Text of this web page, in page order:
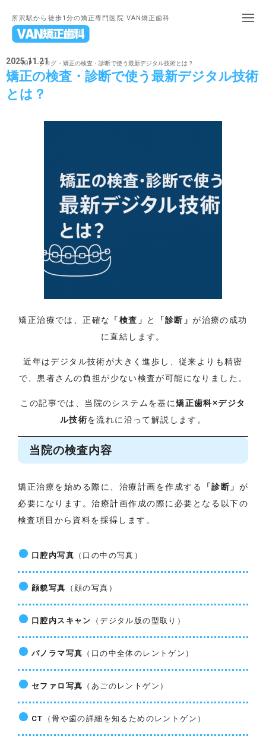
所沢駅から徒歩1分の矯正専門医院 VAN矯正歯科
TOP ブログ 矯正の検査・診断で使う最新デジタル技術とは？
2025.11.21
矯正の検査・診断で使う最新デジタル技術
とは？
矯正治療では、正確な 「検査」 と 「診断」が治療の成功
に直結します。
近年はデジタル技術が大きく進歩し、従来よりも精密
で、患者さんの負担が少ない検査が可能になりました。
この記事では、当院のシステムを基に矯正歯科×デジタ
ル技術を流れに沿って解説します。
当院の検査内容
矯正治療を始める際に、治療計画を作成する 「診断」 が
必要になります。治療計画作成の際に必要となる以下の
検査項目から資料を採得します。
口腔内写真 （口の中の写真）
顔貌写真 （顔の写真）
口腔内スキャン （デジタル版の型取り）
パノラマ写真 （口の中全体のレントゲン）
セファロ写真 （あごのレントゲン）
CT （骨や歯の詳細を知るためのレントゲン）